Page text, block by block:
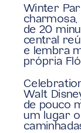
Winter
charmosa,
de 20
central
e lembra
própria
Walt
de pouco
um lugar